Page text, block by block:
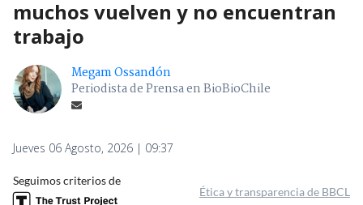
muchos vuelven y no encuentran
trabajo
Megam Ossandón
Periodista de Prensa en BioBioChile
Jueves 06 Agosto, 2026 | 09:37
Seguimos criterios de
Ética y transparencia de BBCL